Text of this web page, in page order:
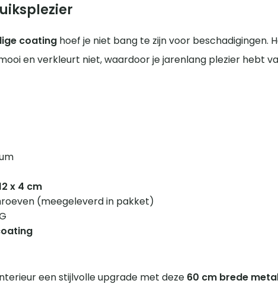
coating hoef je niet bang te zijn voor beschadigingen.
en verkleurt niet, waardoor je jarenlang plezier hebt
x 4 cm
(meegeleverd in pakket)
een stijlvolle upgrade met deze 60 cm brede